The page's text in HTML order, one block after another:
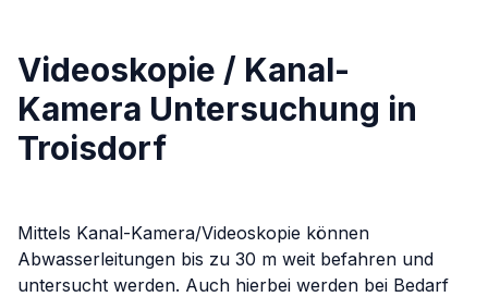
Videoskopie / Kanal-
Kamera Untersuchung in
Troisdorf
Mittels Kanal-Kamera/Videoskopie können
Abwasserleitungen bis zu 30 m weit befahren und
untersucht werden. Auch hierbei werden bei Bedarf